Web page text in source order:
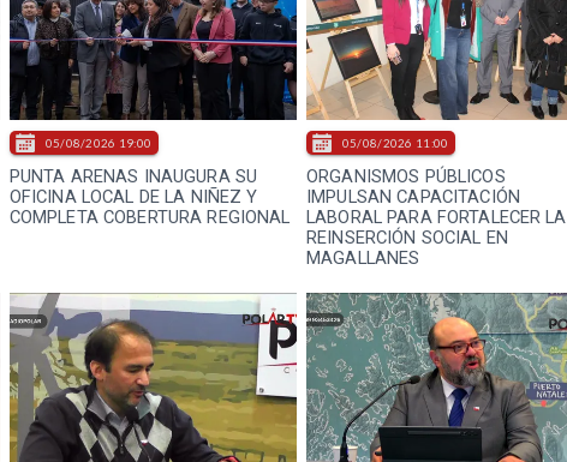
PUNTA ARENAS INAUGURA SU
OFICINA LOCAL DE LA NIÑEZ Y
COMPLETA COBERTURA REGIONAL
05/08/2026 19:00
ORGANISMOS PÚBLICOS
IMPULSAN CAPACITACIÓN
LABORAL PARA FORTALECER LA
REINSERCIÓN SOCIAL EN
MAGALLANES
05/08/2026 11:00